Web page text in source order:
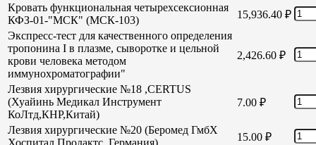
Кровать функциональная четырехсексионная
КФЗ-01-"МСК" (МСК-103)
15,936.40 ₽
Экспресс-тест для качественного определения
тропонина I в плазме, сыворотке и цельной
крови человека методом
иммунохроматографии"
2,426.60 ₽
Лезвия хирургические №18 ,CERTUS
(Хуайинь Медикал Инструмент
КоЛтд,КНР,Китай)
7.00 ₽
Лезвия хирургические №20 (Беромед ГмбХ
Хоспитал Продактс, Германия)
15.00 ₽